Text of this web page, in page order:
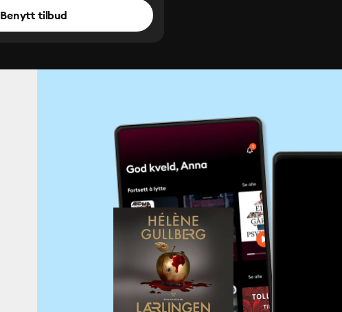
Benytt tilbud